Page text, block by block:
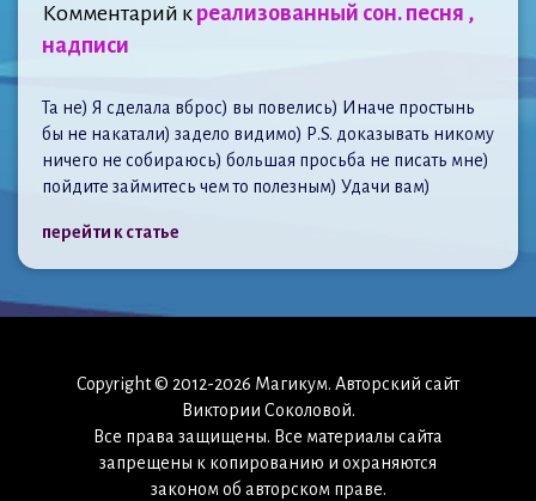
Комментарий к реализованный сон. песня ,
надписи
Та не) Я сделала вброс) вы повелись) Иначе простынь
бы не накатали) задело видимо) Р.S. доказывать никому
ничего не собираюсь) большая просьба не писать мне)
пойдите займитесь чем то полезным) Удачи вам)
перейти к статье
Copyright © 2012-2026 Магикум. Авторский сайт
Виктории Соколовой.
Все права защищены. Все материалы сайта
запрещены к копированию и охраняются
законом об авторском праве.